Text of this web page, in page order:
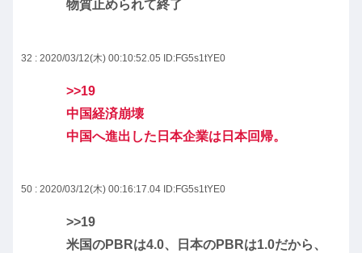
物質止められて終了
32 : 2020/03/12(木) 00:10:52.05 ID:FG5s1tYE0
>>19
中国経済崩壊
中国へ進出した日本企業は日本回帰。
50 : 2020/03/12(木) 00:16:17.04 ID:FG5s1tYE0
>>19
米国のPBRは4.0、日本のPBRは1.0だから、